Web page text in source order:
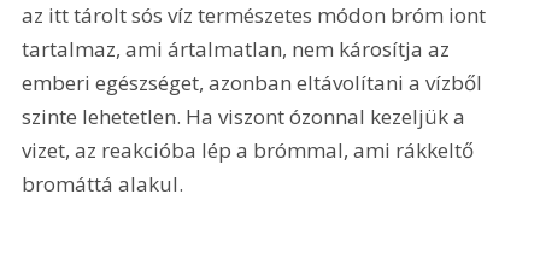
az itt tárolt sós víz természetes módon bróm iont
tartalmaz, ami ártalmatlan, nem károsítja az
emberi egészséget, azonban eltávolítani a vízből
szinte lehetetlen. Ha viszont ózonnal kezeljük a
vizet, az reakcióba lép a brómmal, ami rákkeltő
bromáttá alakul.